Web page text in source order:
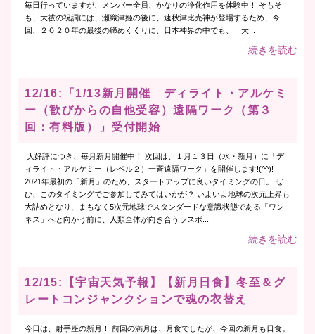
毎日行っていますが、メンバー全員、かなりの浄化作用を体験中！ そもそ
も、大祓の祝詞には、瀬織津姫の後に、速秋津比売神が登場するため、今
回、２０２０年の最後の締めくくりに、日本神界の中でも、「大...
続きを読む
12/16:「1/13新月開催 ディライト・アルケミ
ー（歓びからの自他受容）遠隔ワーク（第３
回：有料版）」受付開始
大好評につき、毎月新月開催中！ 次回は、１月１３日（水・新月）に「デ
ィライト・アルケミー（レベル２）一斉遠隔ワーク」を開催します!(^^)!
2021年最初の「新月」のため、スタートアップに良いタイミングの日。 ぜ
ひ、このタイミングでご参加してみてはいかが？ いよいよ地球の次元上昇も
大詰めとなり、まもなく5次元地球でスタンダードな意識状態である「ワン
ネス」へと向かう前に、人類全体が向き合うラスボ...
続きを読む
12/15:【宇宙天気予報】【新月日食】冬至＆グ
レートコンジャンクションで魂の衣替え
今日は、射手座の新月！ 前回の満月は、月食でしたが、今回の新月も日食。